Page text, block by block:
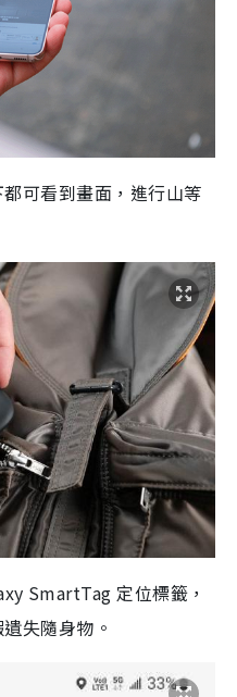
可看到畫面，進行山等
SmartTag 定位標籤，
失隨身物。